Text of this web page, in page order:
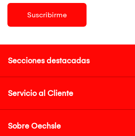
Suscribirme
Secciones destacadas
Servicio al Cliente
Sobre Oechsle